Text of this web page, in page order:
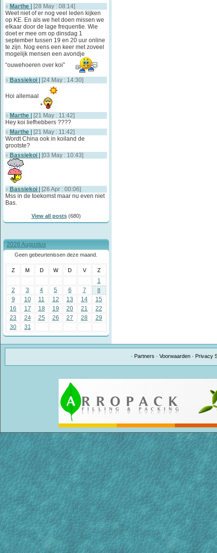
Marthe
[28 May : 08:14]
Weet niet of er nog veel leden kijken
op KE. En als we het doen missen we
elkaar door de lage frequentie. Wie
doet er mee om op dinsdag 1
september tussen 19 en 20 uur online
te zijn. Nog eens een keer met zoveel
mogelijk mensen een avondje
“ouwehoeren over koi”
Bassiekoi [24 May : 14:30]
Hoi allemaal
Marthe
[21 May : 11:42]
Hey koi liefhebbers ????
Marthe
[21 May : 11:42]
Wordt China ook in koiland de
grootste?
Bassiekoi
[03 May : 10:43]
Bassiekoi
[26 Apr : 00:06]
Mss in de toekomst maar nu even niet
Bas.
View all posts(680)
2026 Augustus
Geen gebeurtenissen deze maand.
Z M D W D V Z
1
2
3 4 5 6 7 8
9 10 11 12 13 14
15
16
17 18 19 20 21
22
23
24 25 26 27 28
29
30
31
· Partners ·Voorwaarden · Privacy